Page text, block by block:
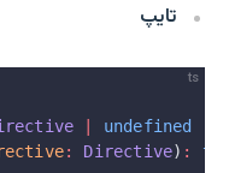
تایپ
ts
undefined
: Directive) :